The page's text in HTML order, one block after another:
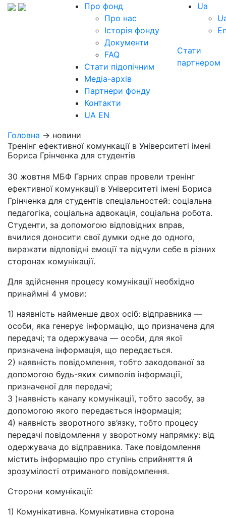
Про фонд
Про нас
Історія фонду
Документи
FAQ
Стати підопічним
Медіа-архів
Партнери фонду
Контакти
UA EN
Ua
Стати
партнером
Головна → новини
Тренінг ефективної комункації в Університеті імені
Бориса Грінченка для студентів
30 жовтня МБФ Гарних справ провели тренінг
ефективної комункації в Університеті імені Бориса
Грінченка для студентів спеціальностей: соціальна
педагогіка, соціальна адвокація, соціальна робота.
Студенти, за допомогою відповідних вправ,
вчилися доносити свої думки одне до одного,
виражати відповідні емоції та відчули себе в різних
сторонах комунікації.
Для здійснення процесу комунікації необхідно
принаймні 4 умови:
1) наявність найменше двох осіб: відправника —
особи, яка генерує інформацію, що призначена для
передачі; та одержувача — особи, для якої
призначена інформація, що передається.
2) наявність повідомлення, тобто закодованої за
допомогою будь-яких символів інформації,
призначеної для передачі;
3 )наявність каналу комунікації, тобто засобу, за
допомогою якого передається інформація;
4) наявність зворотного зв’язку, тобто процесу
передачі повідомлення у зворотному напрямку: від
одержувача до відправника. Таке повідомлення
містить інформацію про ступінь сприйняття й
зрозумілості отриманого повідомлення.
Сторони комунікації:
1) Комунікативна. Комунікативна сторона